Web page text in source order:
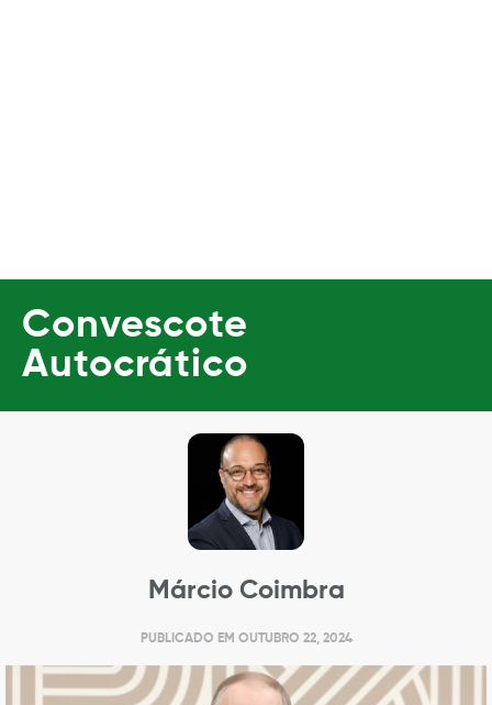
Convescote
Autocrático
Márcio Coimbra
PUBLICADO EM OUTUBRO 22, 2024